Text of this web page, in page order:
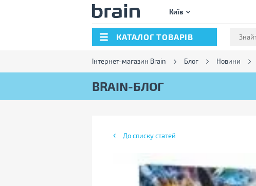
Київ
КАТАЛОГ ТОВАРІВ
Інтернет-магазин Brain Блог Новини
BRAIN-БЛОГ
До списку статей